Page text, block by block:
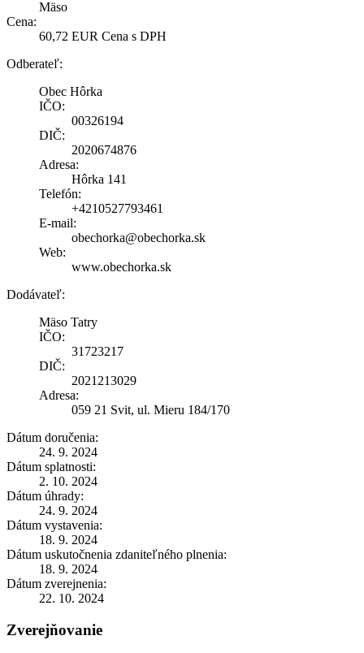
Mäso
Cena:
60,72 EUR Cena s DPH
Odberateľ:
Obec Hôrka
IČO:
00326194
DIČ:
2020674876
Adresa:
Hôrka 141
Telefón:
+4210527793461
E-mail:
obechorka@obechorka.sk
Web:
www.obechorka.sk
Dodávateľ:
Mäso Tatry
IČO:
31723217
DIČ:
2021213029
Adresa:
059 21 Svit, ul. Mieru 184/170
Dátum doručenia:
24. 9. 2024
Dátum splatnosti:
2. 10. 2024
Dátum úhrady:
24. 9. 2024
Dátum vystavenia:
18. 9. 2024
Dátum uskutočnenia zdaniteľného plnenia:
18. 9. 2024
Dátum zverejnenia:
22. 10. 2024
Zverejňovanie